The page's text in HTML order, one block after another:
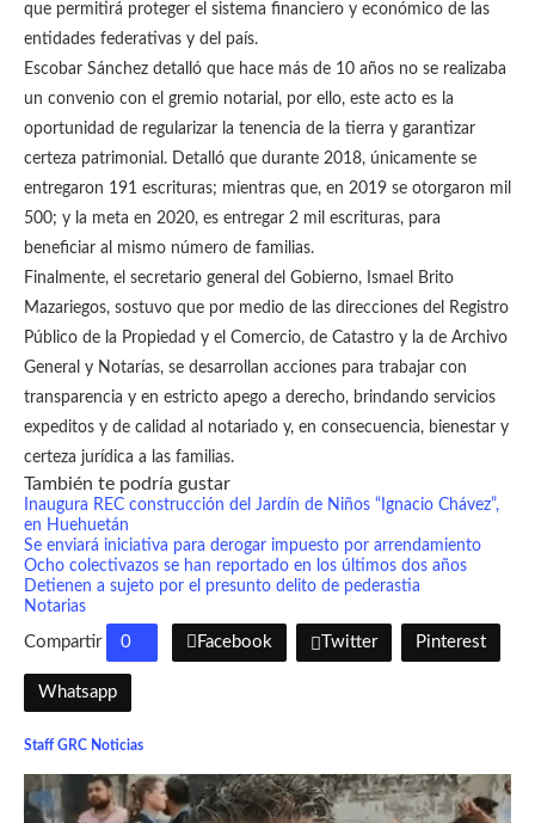
que permitirá proteger el sistema financiero y económico de las
entidades federativas y del país.
Escobar Sánchez detalló que hace más de 10 años no se realizaba
un convenio con el gremio notarial, por ello, este acto es la
oportunidad de regularizar la tenencia de la tierra y garantizar
certeza patrimonial. Detalló que durante 2018, únicamente se
entregaron 191 escrituras; mientras que, en 2019 se otorgaron mil
500; y la meta en 2020, es entregar 2 mil escrituras, para
beneficiar al mismo número de familias.
Finalmente, el secretario general del Gobierno, Ismael Brito
Mazariegos, sostuvo que por medio de las direcciones del Registro
Público de la Propiedad y el Comercio, de Catastro y la de Archivo
General y Notarías, se desarrollan acciones para trabajar con
transparencia y en estricto apego a derecho, brindando servicios
expeditos y de calidad al notariado y, en consecuencia, bienestar y
certeza jurídica a las familias.
También te podría gustar
Inaugura REC construcción del Jardín de Niños “Ignacio Chávez”,
en Huehuetán
Se enviará iniciativa para derogar impuesto por arrendamiento
Ocho colectivazos se han reportado en los últimos dos años
Detienen a sujeto por el presunto delito de pederastia
Notarias
Compartir 0 Facebook Twitter Pinterest
Whatsapp
Staff GRC Noticias